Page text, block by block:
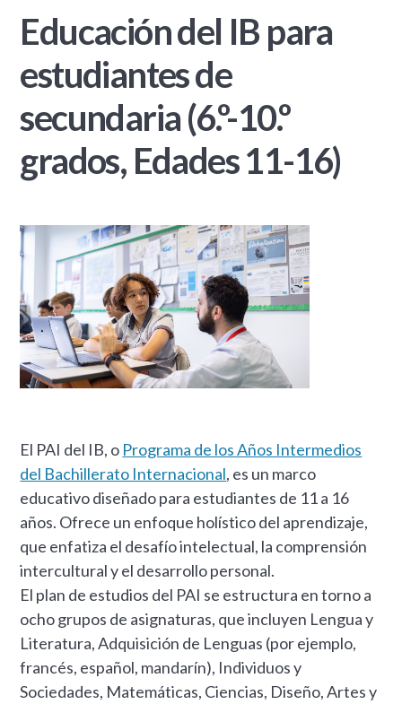
Educación del IB para
estudiantes de
secundaria (6.º-10.º
grados, Edades 11-16)
El PAI del IB, o Programa de los Años Intermedios
del Bachillerato Internacional, es un marco
educativo diseñado para estudiantes de 11 a 16
años. Ofrece un enfoque holístico del aprendizaje,
que enfatiza el desafío intelectual, la comprensión
intercultural y el desarrollo personal.
El plan de estudios del PAI se estructura en torno a
ocho grupos de asignaturas, que incluyen Lengua y
Literatura, Adquisición de Lenguas (por ejemplo,
francés, español, mandarín), Individuos y
Sociedades, Matemáticas, Ciencias, Diseño, Artes y